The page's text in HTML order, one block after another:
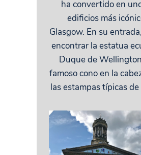
ha convertido en
edificios más
Glasgow. En su
encontrar la estatua
Duque de
famoso cono en la
las estampas típicas